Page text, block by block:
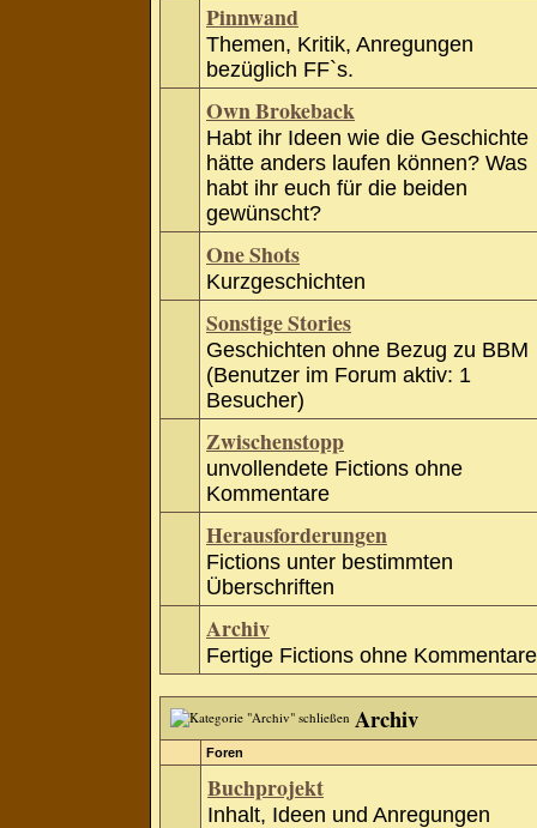
Pinnwand
Themen, Kritik, Anregungen
bezüglich FF`s.
Own Brokeback
Habt ihr Ideen wie die Geschichte
hätte anders laufen können? Was
habt ihr euch für die beiden
gewünscht?
One Shots
Kurzgeschichten
Sonstige Stories
Geschichten ohne Bezug zu BBM
(Benutzer im Forum aktiv: 1
Besucher)
Zwischenstopp
unvollendete Fictions ohne
Kommentare
Herausforderungen
Fictions unter bestimmten
Überschriften
Archiv
Fertige Fictions ohne Kommentare
Archiv
Foren
Buchprojekt
Inhalt, Ideen und Anregungen